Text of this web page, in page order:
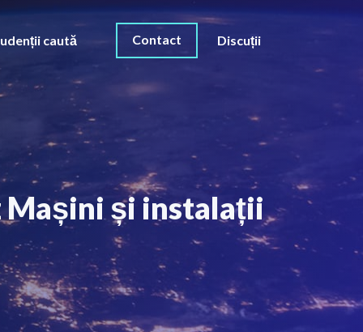
caută Contact Discuții
Mașini și instalații